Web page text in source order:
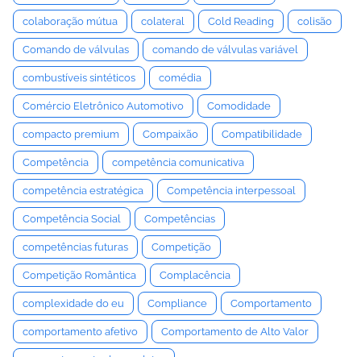
colaboração mútua colateral Cold Reading colisão
Comando de válvulas comando de válvulas variável
combustíveis sintéticos comédia
Comércio Eletrônico Automotivo Comodidade
compacto premium Compaixão Compatibilidade
Competência competência comunicativa
competência estratégica Competência interpessoal
Competência Social Competências
competências futuras Competição
Competição Romântica Complacência
complexidade do eu Compliance Comportamento
comportamento afetivo Comportamento de Alto Valor